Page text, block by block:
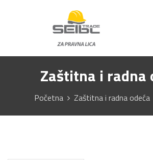
Zaštitna i radna
Početna Zaštitna i radna odeća